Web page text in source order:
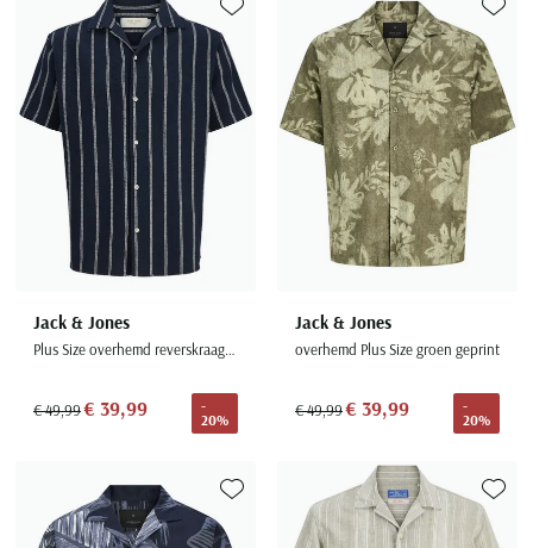
Jack & Jones
Plus Size overhemd reverskraag donkerblauw
€ 49,99€ 39,99
-
20%
Toevoegen aan favorieten
Jack & Jones
overhemd Plus Size groen geprint
€ 49,99€ 39,99
-
20%
Toevoegen aan favorieten